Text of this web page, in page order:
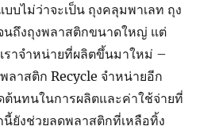
บไม่ว่าจะเป็น ถุงคลุมพาเลท ถุง
นถึงถุงพลาสติกขนาดใหญ่ แต่
ราจำหน่ายที่ผลิตขึ้นมาใหม่ –
ลาสติก Recycle จำหน่ายอีก
ต้นทนในการผลิตและค่าใช้จ่ายที่
ยังช่วยลดพลาสติกที่เหลือทิ้ง